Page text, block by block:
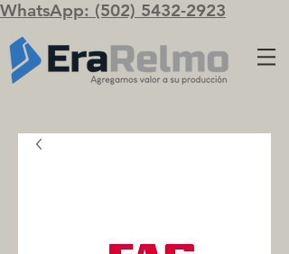
WhatsApp: (502) 5432-2923